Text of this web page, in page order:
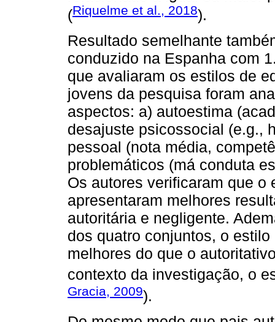
(Riquelme et al., 2018).
Resultado semelhante
conduzido na Espanha com
que avaliaram os estilos de
jovens da pesquisa foram
aspectos: a) autoestima
desajuste psicossocial (e.g.,
pessoal (nota média,
problemáticos (má conduta
Os autores verificaram que
apresentaram melhores
autoritária e negligente.
dos quatro conjuntos, o
melhores do que o
contexto da investigação, o
Gracia, 2009).